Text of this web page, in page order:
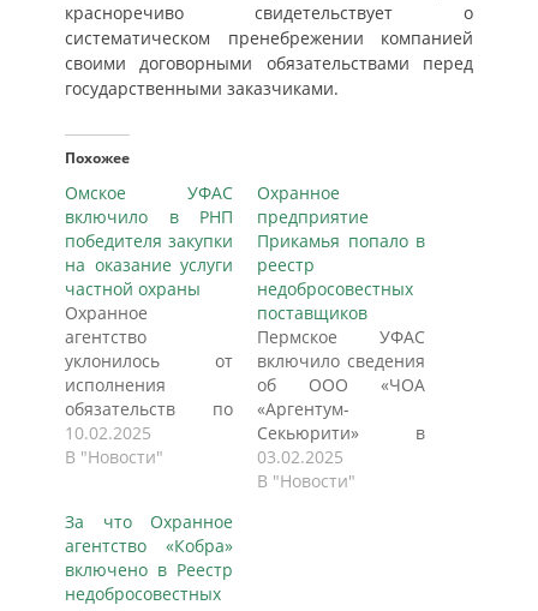
красноречиво свидетельствует о
систематическом пренебрежении компанией
своими договорными обязательствами перед
государственными заказчиками.
Похожее
Омское УФАС
включило в РНП
победителя закупки
на оказание услуги
частной охраны
Охранное
агентство
уклонилось от
исполнения
обязательств по
контракту. Омское
УФАС России
Омской области
«Медицинский
колледж» о
включении
10.02.2025
В "Новости"
Охранное
предприятие
Прикамья попало в
реестр
недобросовестных
поставщиков
Пермское УФАС
включило сведения
об ООО «ЧОА
«Аргентум-
Секьюрити» в
реестр
недобросовестных
03.02.2025
В "Новости"
За что Охранное
агентство «Кобра»
включено в Реестр
недобросовестных